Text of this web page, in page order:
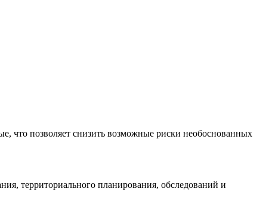
что позволяет снизить возможные риски необоснованных
территориального планирования, обследований и